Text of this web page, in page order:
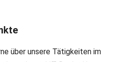
über unsere Tätigkeiten im